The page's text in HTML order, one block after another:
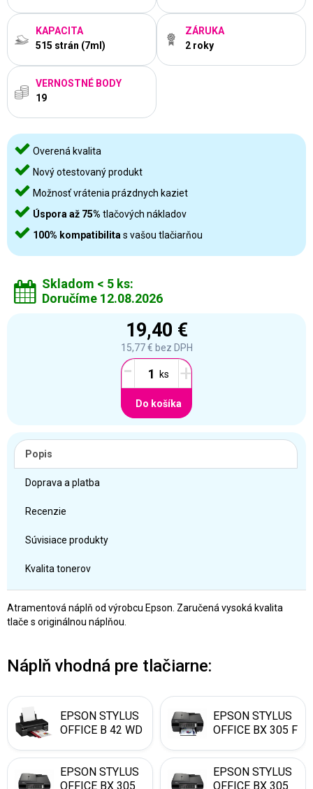
KAPACITA
515 strán (7ml)
ZÁRUKA
2 roky
VERNOSTNÉ BODY
19
Overená kvalita
Nový otestovaný produkt
Možnosť vrátenia prázdnych kaziet
Úspora až 75% tlačových nákladov
100% kompatibilita s vašou tlačiarňou
Skladom < 5 ks:
Doručíme 12.08.2026
19,40 €
15,77 € bez DPH
- +
Do košíka
Popis
Doprava a platba
Recenzie
Súvisiace produkty
Kvalita tonerov
Atramentová náplň od výrobcu Epson. Zaručená vysoká kvalita
tlače s originálnou náplňou.
Náplň vhodná pre tlačiarne:
EPSON STYLUS
OFFICE B 42 WD
EPSON STYLUS
OFFICE BX 305 F
EPSON STYLUS
OFFICE BX 305
EPSON STYLUS
OFFICE BX 305